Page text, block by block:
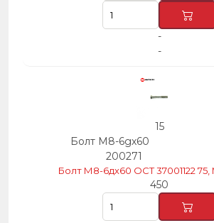
-
-
15
Болт М8-6gх60
200271
Болт М8-6дх60 ОСТ 37001122
450